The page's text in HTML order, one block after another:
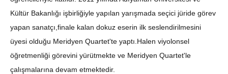
Kültür Bakanlığı işbirliğiyle yapılan yarışmada seçici jüride görev
yapan sanatçı,finale kalan dokuz eserin ilk seslendirilmesini
üyesi olduğu Meridyen Quartet'te yaptı.Halen viyolonsel
öğretmenliği görevini yürütmekte ve Meridyen Quartet'le
çalışmalarına devam etmektedir.